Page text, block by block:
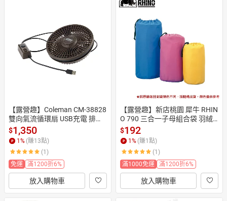
【露營趣】Coleman CM-38828
雙向氣流循環扇 USB充電 排風
扇 行動風扇 掛扇 帳篷專用風扇
露營 野營
$1,350
1 % (賺13點)
(1)
免運
滿1200折6%
放入購物車
【露營趣】新店桃園 犀牛 RHIN
O 790 三合一子母組合袋 羽絨
衣 收納袋 小物袋 衣物袋 束口袋
旅行袋
$192
1 % (賺1 點)
(1)
滿1000免運
滿1200折6%
放入購物車